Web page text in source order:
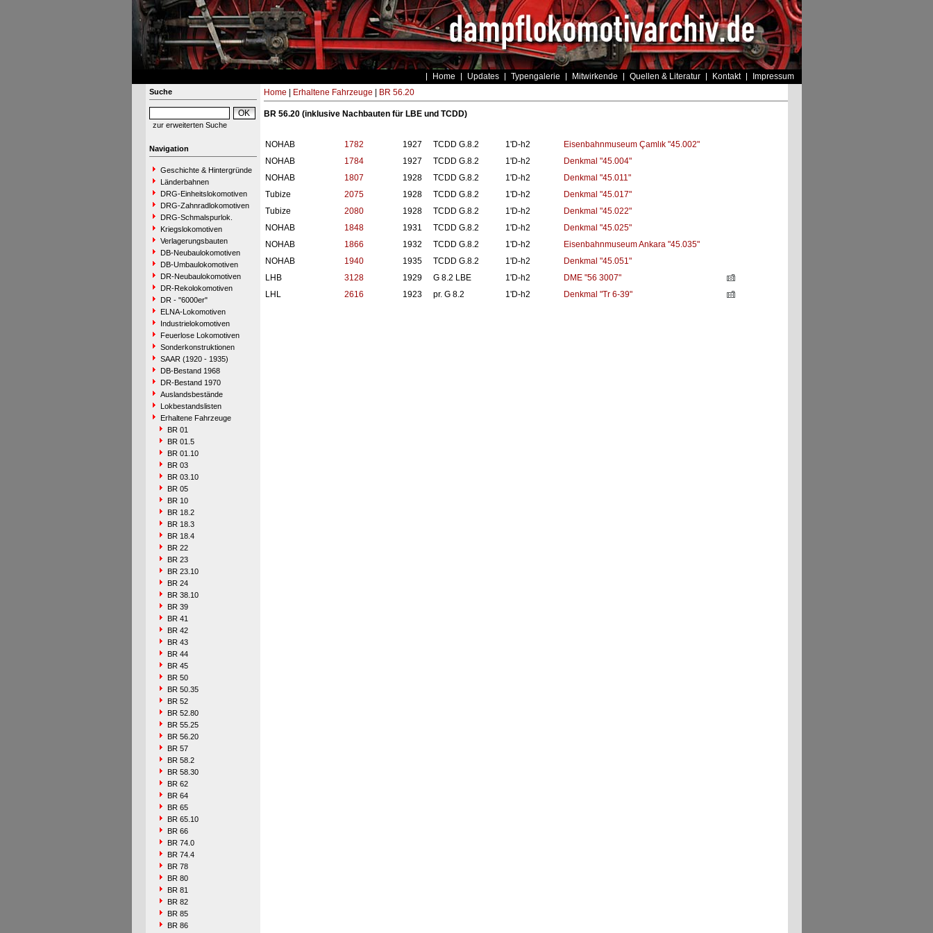
Home Updates Typengalerie Mitwirkende Quellen & Literatur Kontakt Impressum
Suche
zur erweiterten Suche
Navigation
Geschichte & Hintergründe
Länderbahnen
DRG-Einheitslokomotiven
DRG-Zahnradlokomotiven
DRG-Schmalspurlok.
Kriegslokomotiven
Verlagerungsbauten
DB-Neubaulokomotiven
DB-Umbaulokomotiven
DR-Neubaulokomotiven
DR-Rekolokomotiven
DR - "6000er"
ELNA-Lokomotiven
Industrielokomotiven
Feuerlose Lokomotiven
Sonderkonstruktionen
SAAR (1920 - 1935)
DB-Bestand 1968
DR-Bestand 1970
Auslandsbestände
Lokbestandslisten
Erhaltene Fahrzeuge
BR 01
BR 01.5
BR 01.10
BR 03
BR 03.10
BR 05
BR 10
BR 18.2
BR 18.3
BR 18.4
BR 22
BR 23
BR 23.10
BR 24
BR 38.10
BR 39
BR 41
BR 42
BR 43
BR 44
BR 45
BR 50
BR 50.35
BR 52
BR 52.80
BR 55.25
BR 56.20
BR 57
BR 58.2
BR 58.30
BR 62
BR 64
BR 65
BR 65.10
BR 66
BR 74.0
BR 74.4
BR 78
BR 80
BR 81
BR 82
BR 85
BR 86
Home Erhaltene Fahrzeuge BR 56.20
BR 56.20 (inklusive Nachbauten für LBE und TCDD)
NOHAB 1782 1927 TCDD G.8.2 1'D-h2
Eisenbahnmuseum Çamlık "45.002"
NOHAB
1784 1927 TCDD G.8.2 1'D-h2
Denkmal "45.004"
NOHAB
1807 1928 TCDD G.8.2 1'D-h2
Denkmal "45.011"
Tubize
2075 1928 TCDD G.8.2 1'D-h2
Denkmal "45.017"
Tubize
2080 1928 TCDD G.8.2 1'D-h2
Denkmal "45.022"
NOHAB
1848 1931 TCDD G.8.2 1'D-h2
Denkmal "45.025"
NOHAB
1866 1932 TCDD G.8.2 1'D-h2
Eisenbahnmuseum Ankara "45.035"
NOHAB
1940 1935 TCDD G.8.2 1'D-h2
Denkmal "45.051"
LHB
3128 1929 G 8.2 LBE 1'D-h2
DME "56 3007"
LHL
2616 1923 pr. G 8.2 1'D-h2 Denkmal "Tr 6-39"